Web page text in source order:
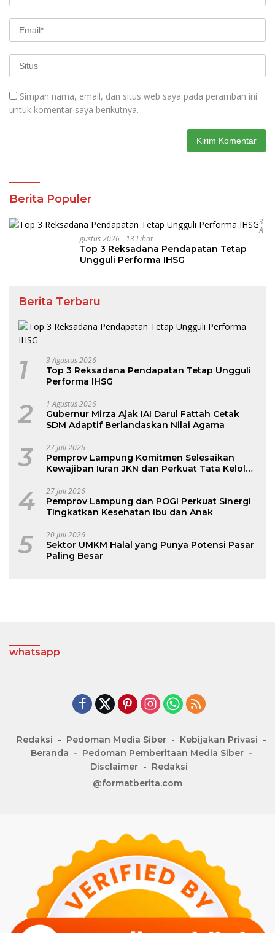
Simpan nama, email, dan situs web saya pada peramban ini
untuk komentar saya berikutnya.
Berita Populer
3
A
Gustus 2026
13 Lihat
Top 3 Reksadana Pendapatan Tetap
Ungguli Performa IHSG
Berita Terbaru
1 3 Agustus 2026
Top 3 Reksadana Pendapatan Tetap Ungguli
Performa IHSG
2 1 Agustus 2026
Gubernur Mirza Ajak IAI Darul Fattah Cetak
SDM Adaptif Berlandaskan Nilai Agama
3 27 Juli 2026
Pemprov Lampung Komitmen Selesaikan
Kewajiban Iuran JKN dan Perkuat Tata Kelola
4 27 Juli 2026
Pemprov Lampung dan POGI Perkuat Sinergi
Tingkatkan Kesehatan Ibu dan Anak
5 20 Juli 2026
Sektor UMKM Halal yang Punya Potensi Pasar
Paling Besar
whatsapp
Redaksi Pedoman Media Siber
Kebijakan Privasi
Beranda
Pedoman Pemberitaan Media Siber
Disclaimer
Redaksi
@formatberita.com